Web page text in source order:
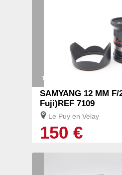
1/2
SAMYANG 12 MM
Fuji)REF 7109
Le Puy en Velay
150 €